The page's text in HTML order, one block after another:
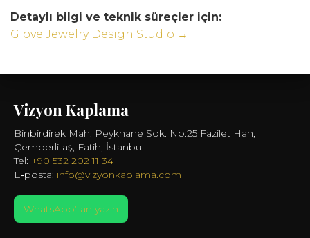
Detaylı bilgi ve teknik süreçler için:
Giove Jewelry Design Studio →
Vizyon Kaplama
Binbirdirek Mah. Peykhane Sok. No:25 Fazilet Han,
Çemberlitaş, Fatih, İstanbul
Tel: +90 532 202 11 34
E‑posta: info@vizyonkaplama.com
WhatsApp’tan yazın